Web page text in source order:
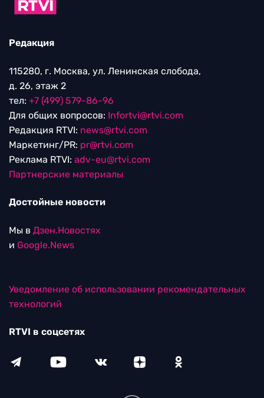
Редакция
115280, г. Москва, ул. Ленинская слобода,
д. 26, этаж 2
тел: +7 (499) 579-86-96
Для общих вопросов: Infortvi@rtvi.com
Редакция RTVI: news@rtvi.com
Маркетинг/PR: pr@rtvi.com
Реклама RTVI: adv-eu@rtvi.com
Партнерские материалы
Достойные новости
Мы в Дзен.Новостях
и Google.News
Уведомление об использовании рекомендательных
технологий
RTVI в соцсетях